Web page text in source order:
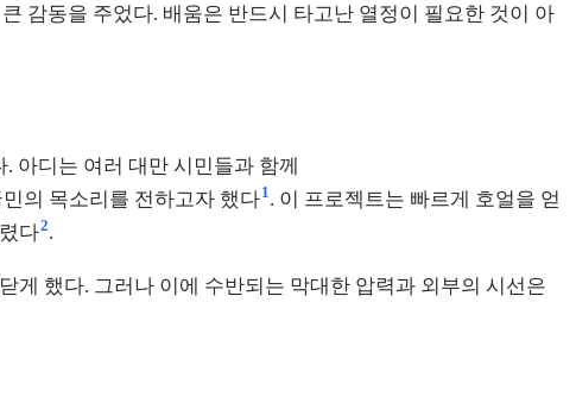
감동을 주었다. 배움은 반드시 타고난 열정이 필요한 것이 아
아디는 여러 대만 시민들과 함께
의 목소리를 전하고자 했다1. 이 프로젝트는 빠르게 호얼을 얻
다2.
게 했다. 그러나 이에 수반되는 막대한 압력과 외부의 시선은